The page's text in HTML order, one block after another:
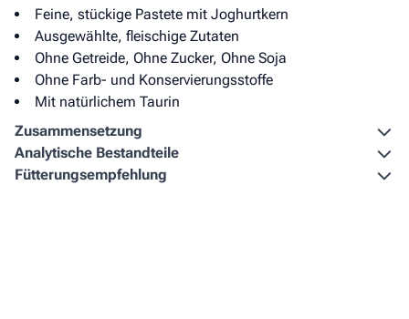
Feine, stückige Pastete mit Joghurtkern
Ausgewählte, fleischige Zutaten
Ohne Getreide, Ohne Zucker, Ohne Soja
Ohne Farb- und Konservierungsstoffe
Mit natürlichem Taurin
Zusammen­setzung
Analytische Bestandteile
Fütterungs­empfehlung